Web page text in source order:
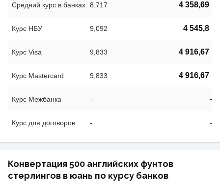
Средний курс в банках 8,717 4 358,69
Курс НБУ 9,092 4 545,8
Курс Visa 9,833 4 916,67
Курс Mastercard 9,833 4 916,67
Курс Межбанка - -
Курс для договоров - -
Конвертация 500 английских фунтов
стерлингов в юань по курсу банков